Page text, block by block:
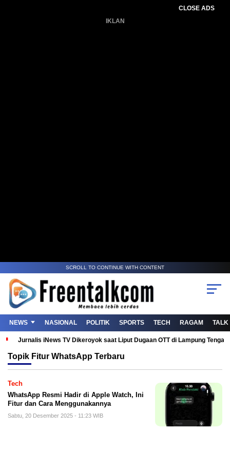
CLOSE ADS
IKLAN
SCROLL TO CONTINUE WITH CONTENT
NEWS NASIONAL POLITIK SPORTS TECH RAGAM TALK
Jurnalis iNews TV Dikeroyok saat Liput Dugaan OTT di Lampung
Topik Fitur WhatsApp Terbaru
Tech
WhatsApp Resmi Hadir di Apple Watch, Ini
Fitur dan Cara Menggunakannya
Sabtu, 20 Desember 2025 - 11:23 WIB